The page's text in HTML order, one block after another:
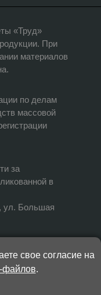
«Труд»
При
материалов
по делам
массовой
за
в
ул. Большая
«Труд»
«Труд»
свое согласие на
файлов.